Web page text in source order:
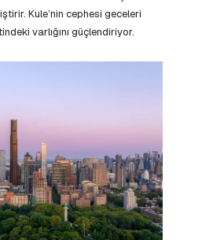
Kule’nin cephesi geceleri
varlığını güçlendiriyor.